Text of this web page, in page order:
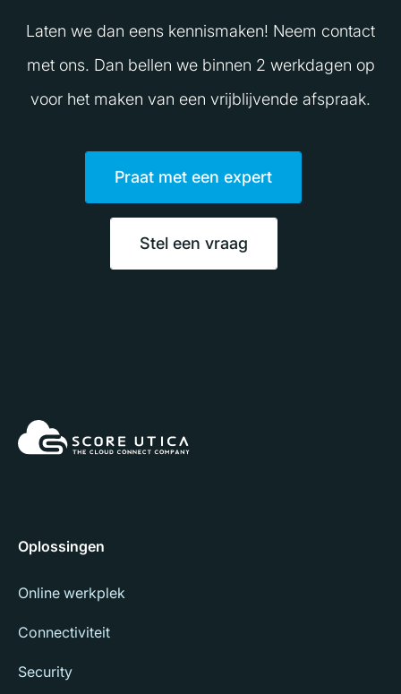
Laten we dan eens kennismaken! Neem contact
met ons. Dan bellen we binnen 2 werkdagen op
voor het maken van een vrijblijvende afspraak.
Praat met een expert
Stel een vraag
Oplossingen
Online werkplek
Connectiviteit
Security